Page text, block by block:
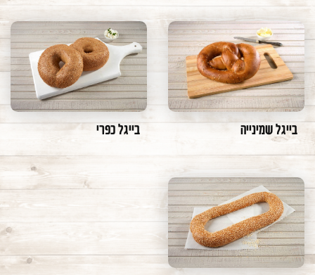
משתמש חדש/אורח
להרשמה
בייגל שמינייה בייגל כפרי